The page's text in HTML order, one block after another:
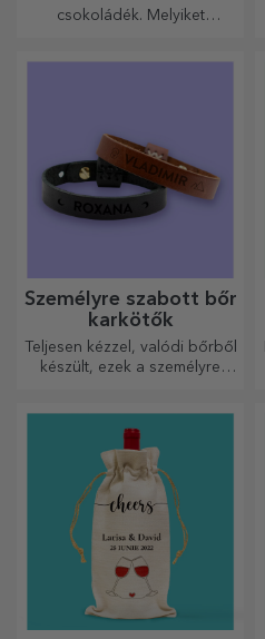
csokoládék. Melyiket
Személyre szabott bőr
karkötők
Teljesen kézzel, valódi bőrből
készült, ezek a személyre